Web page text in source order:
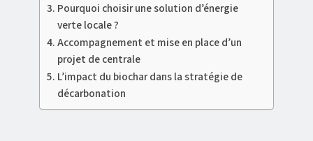
Pourquoi choisir une solution d’énergie
verte locale ?
Accompagnement et mise en place d’un
projet de centrale
L’impact du biochar dans la stratégie de
décarbonation